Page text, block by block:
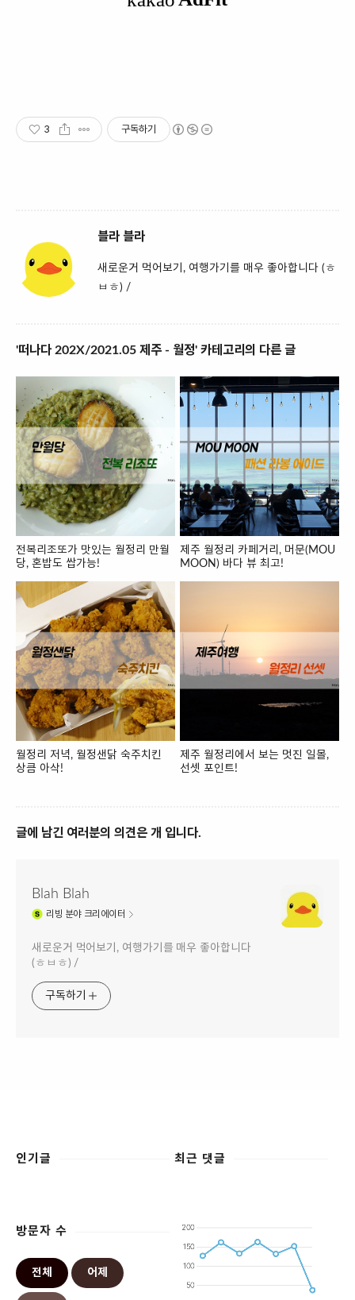
3 구독하기
블라 블라
새로운거 먹어보기, 여행가기를 매우 좋아합니다 (ㅎ
ㅂㅎ) /
'떠나다 202X/2021.05 제주 - 월정' 카테고리의 다른 글
전복리조또가 맛있는 월정리 만월
당, 혼밥도 쌉가능!
제주 월정리 카페거리, 머문(MOU
MOON) 바다 뷰 최고!
월정리 저녁, 월정샌닭 숙주치킨
상큼 아삭!
제주 월정리에서 보는 멋진 일몰,
선셋 포인트!
글에 남긴 여러분의 의견은 개 입니다.
Blah Blah
리빙 분야 크리에이터
새로운거 먹어보기, 여행가기를 매우 좋아합니다
(ㅎㅂㅎ) /
구독하기
인기글 최근 댓글
방문자 수
전체 어제